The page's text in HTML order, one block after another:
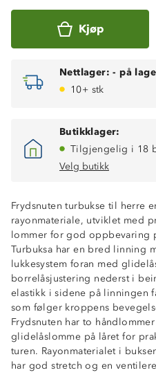
Kjøp
Nettlager: - på
10+ stk
Butikklager:
Tilgjengelig i 18
Velg butikk
Frydsnuten turbukse til herre
rayonmateriale, utviklet med
lommer for god oppbevaring
Turbuksa har en bred linning
lukkesystem foran med
borrelåsjustering nederst i
elastikk i sidene på linningen
som følger kroppens
Frydsnuten har to
glidelåslomme på låret for
turen. Rayonmaterialet i
har god stretch og en
2-veisstretch
Ventilerende
2 sidelommer
1 lårlomme med glidelås
Elastisk linning
Klassisk glidelås med